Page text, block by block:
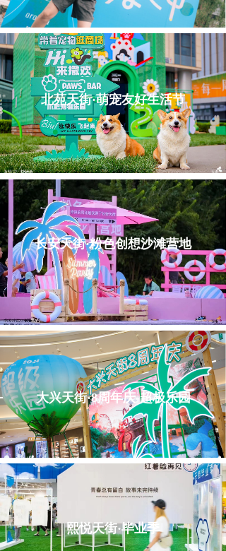
北苑天街·萌宠友好生活节
长安天街·粉色创想沙滩营地
大兴天街·8周年庆-超极乐园
熙悦天街·毕业季